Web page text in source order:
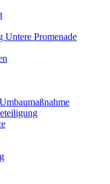
Untere Promenade